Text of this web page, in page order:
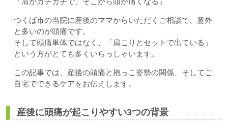
つくば市の当院に産後のママからいただくご相談で、意外
と多いのが頭痛です。
そして頭痛単体ではなく、「肩こりとセットで出ている」
という方がとても多くいらっしゃいます。
この記事では、産後の頭痛と抱っこ姿勢の関係、そしてご
自宅でできるケアをお伝えします。
産後に頭痛が起こりやすい3つの背景